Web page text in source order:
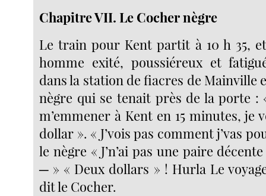
Chapitre VII. Le Cocher nègre
Le train pour Kent partit à 10 h 35,
homme exité, poussiéreux et
dans la station de fiacres de Mainville
nègre qui se tenait près de la porte :
m’emmener à Kent en 15 minutes, je
dollar ». « J’vois pas comment j’vas
le nègre « J’n’ai pas une paire décente
─ » « Deux dollars » ! Hurla Le
dit le Cocher.